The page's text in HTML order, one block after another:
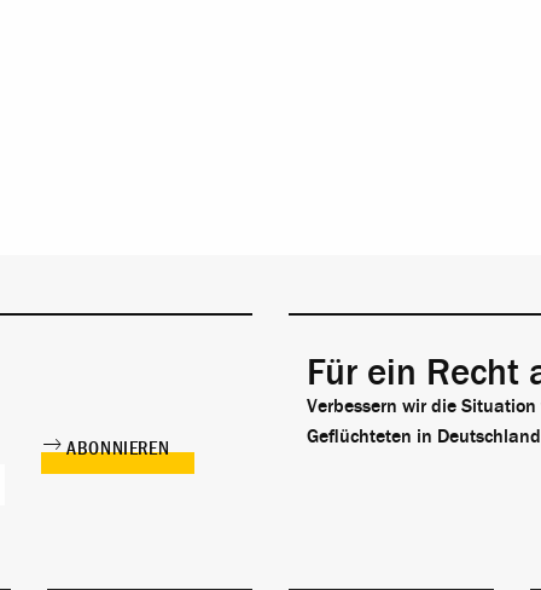
Für ein Recht
Verbessern wir die Situation
Geflüchteten in